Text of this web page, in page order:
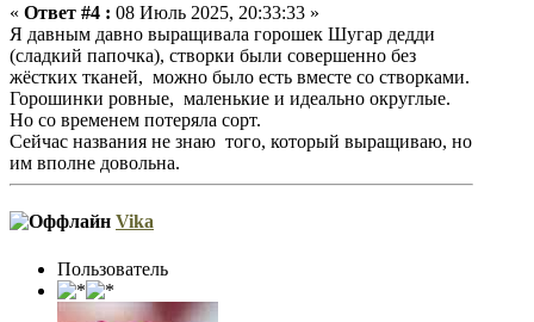
« Ответ #4 : 08 Июль 2025, 20:33:33 »
Я давным давно выращивала горошек Шугар дедди
(сладкий папочка), створки были совершенно без
жёстких тканей, можно было есть вместе со створками.
Горошинки ровные, маленькие и идеально округлые.
Но со временем потеряла сорт.
Сейчас названия не знаю того, который выращиваю, но
им вполне довольна.
Vika
Пользователь